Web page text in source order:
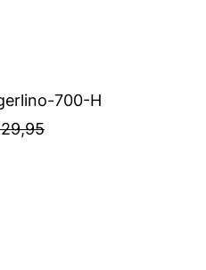
700-H